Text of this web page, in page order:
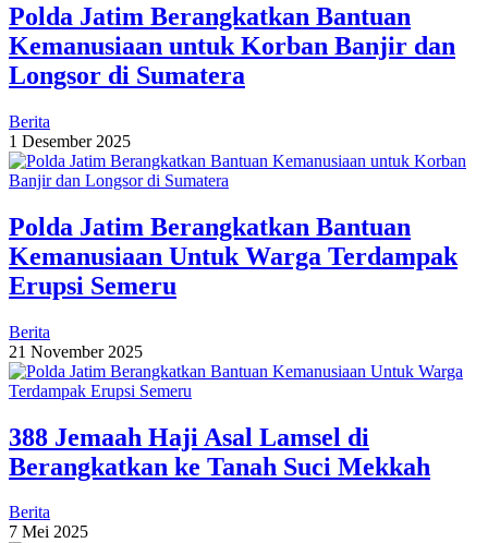
Polda Jatim Berangkatkan Bantuan
Kemanusiaan untuk Korban Banjir dan
Longsor di Sumatera
Berita
1 Desember 2025
Polda Jatim Berangkatkan Bantuan
Kemanusiaan Untuk Warga Terdampak
Erupsi Semeru
Berita
21 November 2025
388 Jemaah Haji Asal Lamsel di
Berangkatkan ke Tanah Suci Mekkah
Berita
7 Mei 2025